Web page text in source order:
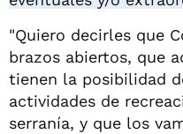
"Quiero decirles que
brazos abiertos, que
tienen la posibilidad
actividades de
serranía, y que los